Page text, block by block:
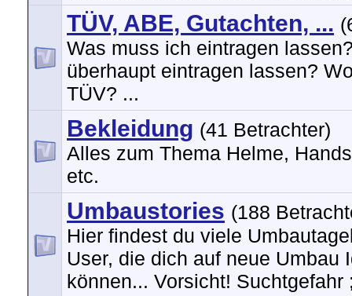
TÜV, ABE, Gutachten, ...
Was muss ich eintragen
überhaupt eintragen lassen?
TÜV? ...
Bekleidung (41 Betrachter)
Alles zum Thema Helme,
etc.
Umbaustories (188
Hier findest du viele
User, die dich auf neue Umbau
können... Vorsicht! Suchtgefahr